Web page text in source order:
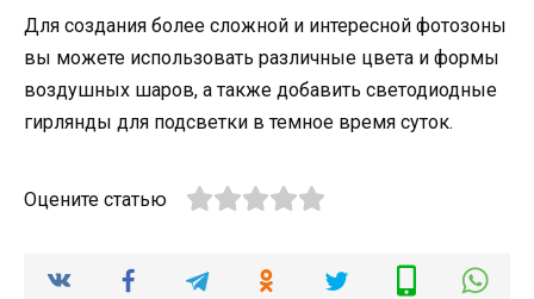
Для создания более сложной и интересной фотозоны
вы можете использовать различные цвета и формы
воздушных шаров, а также добавить светодиодные
гирлянды для подсветки в темное время суток.
Оцените статью